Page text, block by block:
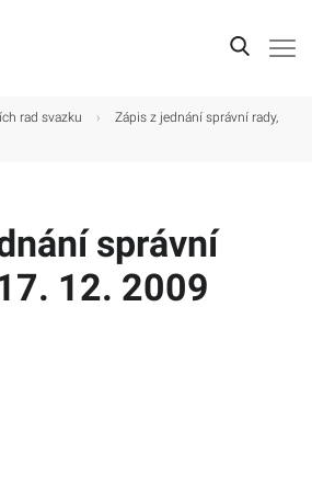
rad svazku ›
Zápis z jednání správní rady,
správní
12. 2009